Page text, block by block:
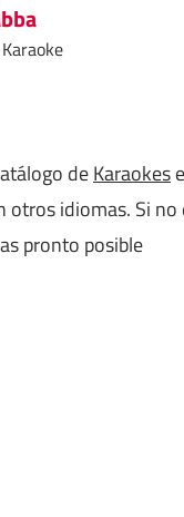
deKaraokes
otros idiomas. Si
pronto posible